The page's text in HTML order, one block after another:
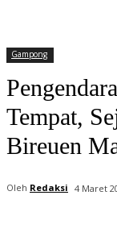
Gampong
Tempat,
Bireuen
Oleh Redaksi 4 Maret